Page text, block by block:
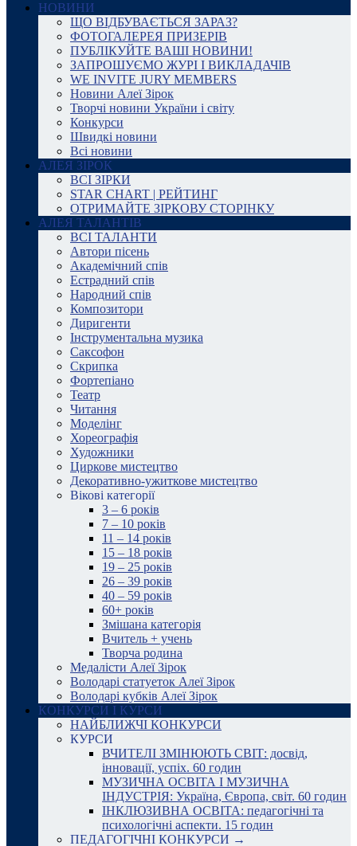
НОВИНИ
ЩО ВІДБУВАЄТЬСЯ ЗАРАЗ?
ФОТОГАЛЕРЕЯ ПРИЗЕРІВ
ПУБЛІКУЙТЕ ВАШІ НОВИНИ!
ЗАПРОШУЄМО ЖУРІ І ВИКЛАДАЧІВ
WE INVITE JURY MEMBERS
Новини Алеї Зірок
Творчі новини України і світу
Конкурси
Швидкі новини
Всі новини
АЛЕЯ ЗІРОК
ВСІ ЗІРКИ
STAR CHART | РЕЙТИНГ
ОТРИМАЙТЕ ЗІРКОВУ СТОРІНКУ
АЛЕЯ ТАЛАНТІВ
ВСІ ТАЛАНТИ
Автори пісень
Академічний спів
Естрадний спів
Народний спів
Композитори
Диригенти
Інструментальна музика
Саксофон
Скрипка
Фортепіано
Театр
Читання
Моделінг
Хореографія
Художники
Циркове мистецтво
Декоративно-ужиткове мистецтво
Вікові категорії
3 – 6 років
7 – 10 років
11 – 14 років
15 – 18 років
19 – 25 років
26 – 39 років
40 – 59 років
60+ років
Змішана категорія
Вчитель + учень
Творча родина
Медалісти Алеї Зірок
Володарі статуеток Алеї Зірок
Володарі кубків Алеї Зірок
КОНКУРСИ І КУРСИ
НАЙБЛИЖЧІ КОНКУРСИ
КУРСИ
ВЧИТЕЛІ ЗМІНЮЮТЬ СВІТ: досвід,
інновації, успіх. 60 годин
МУЗИЧНА ОСВІТА І МУЗИЧНА
ІНДУСТРІЯ: Україна, Європа, світ. 60 годин
ІНКЛЮЗИВНА ОСВІТА: педагогічні та
психологічні аспекти. 15 годин
ПЕДАГОГІЧНІ КОНКУРСИ →